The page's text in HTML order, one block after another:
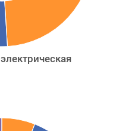
электрическая